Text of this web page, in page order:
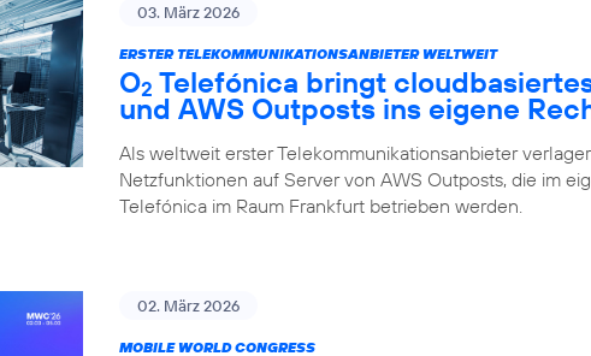
03. März 2026
ERSTER TELEKOMMUNIKATIONSANBIETER WELTWEIT
O2 Telefónica bringt
und AWS Outposts ins eigene
Als weltweit erster Telekommunikationsanbieter
Netzfunktionen auf Server von AWS Outposts, die im
Telefónica im Raum Frankfurt betrieben werden.
02. März 2026
MOBILE WORLD CONGRESS